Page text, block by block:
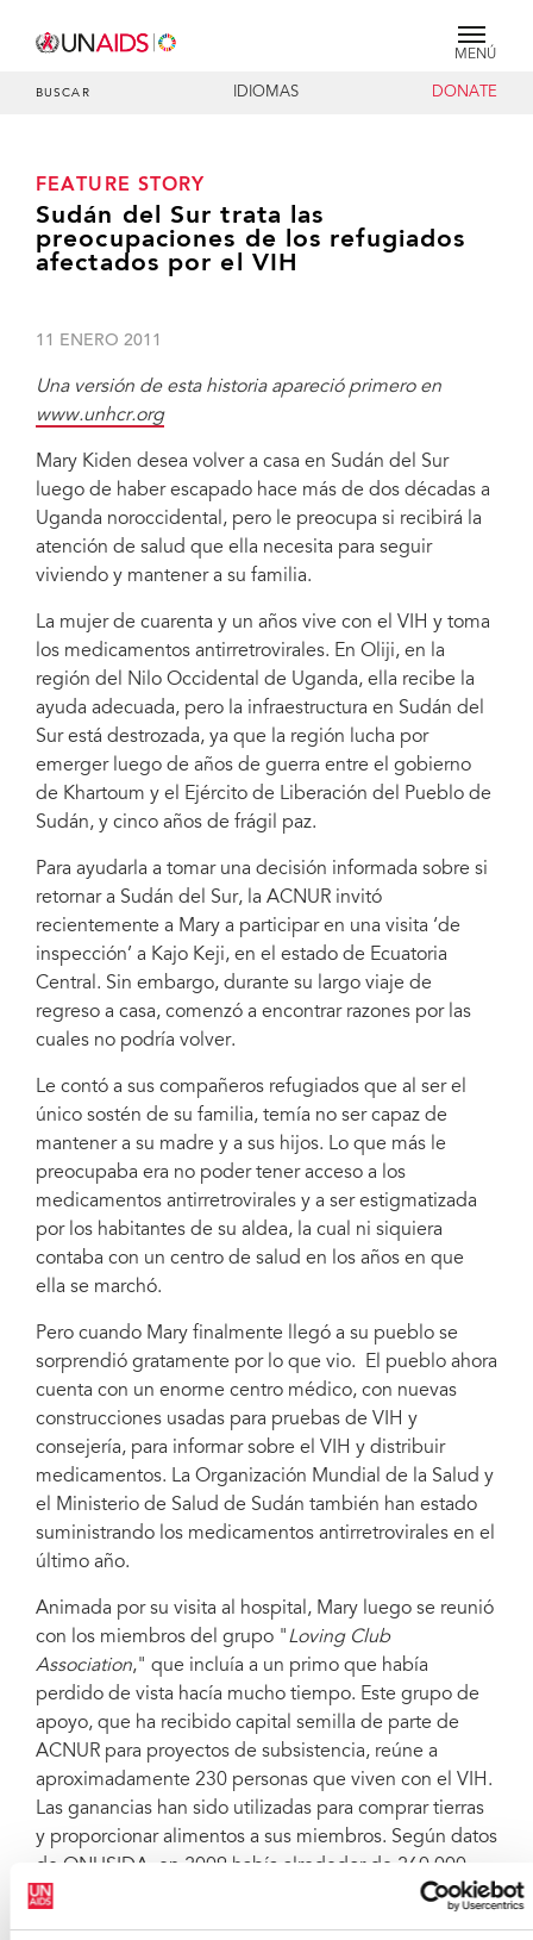
MENÚ
BUSCAR IDIOMAS DONATE
FEATURE STORY
Sudán del Sur trata las
preocupaciones de los refugiados
afectados por el VIH
11 ENERO 2011
Una versión de esta historia apareció primero en
www.unhcr.org
Mary Kiden desea volver a casa en Sudán del Sur
luego de haber escapado hace más de dos décadas a
Uganda noroccidental, pero le preocupa si recibirá la
atención de salud que ella necesita para seguir
viviendo y mantener a su familia.
La mujer de cuarenta y un años vive con el VIH y toma
los medicamentos antirretrovirales. En Oliji, en la
región del Nilo Occidental de Uganda, ella recibe la
ayuda adecuada, pero la infraestructura en Sudán del
Sur está destrozada, ya que la región lucha por
emerger luego de años de guerra entre el gobierno
de Khartoum y el Ejército de Liberación del Pueblo de
Sudán, y cinco años de frágil paz.
Para ayudarla a tomar una decisión informada sobre si
retornar a Sudán del Sur, la ACNUR invitó
recientemente a Mary a participar en una visita ‘de
inspección’ a Kajo Keji, en el estado de Ecuatoria
Central. Sin embargo, durante su largo viaje de
regreso a casa, comenzó a encontrar razones por las
cuales no podría volver.
Le contó a sus compañeros refugiados que al ser el
único sostén de su familia, temía no ser capaz de
mantener a su madre y a sus hijos. Lo que más le
preocupaba era no poder tener acceso a los
medicamentos antirretrovirales y a ser estigmatizada
por los habitantes de su aldea, la cual ni siquiera
contaba con un centro de salud en los años en que
ella se marchó.
Pero cuando Mary finalmente llegó a su pueblo se
sorprendió gratamente por lo que vio. El pueblo ahora
cuenta con un enorme centro médico, con nuevas
construcciones usadas para pruebas de VIH y
consejería, para informar sobre el VIH y distribuir
medicamentos. La Organización Mundial de la Salud y
el Ministerio de Salud de Sudán también han estado
suministrando los medicamentos antirretrovirales en el
último año.
Animada por su visita al hospital, Mary luego se reunió
con los miembros del grupo "Loving Club
Association," que incluía a un primo que había
perdido de vista hacía mucho tiempo. Este grupo de
apoyo, que ha recibido capital semilla de parte de
ACNUR para proyectos de subsistencia, reúne a
aproximadamente 230 personas que viven con el VIH.
Las ganancias han sido utilizadas para comprar tierras
y proporcionar alimentos a sus miembros. Según datos
de ONUSIDA, en 2009 había alrededor de 260.000
personas VIH positivas en Sudán.